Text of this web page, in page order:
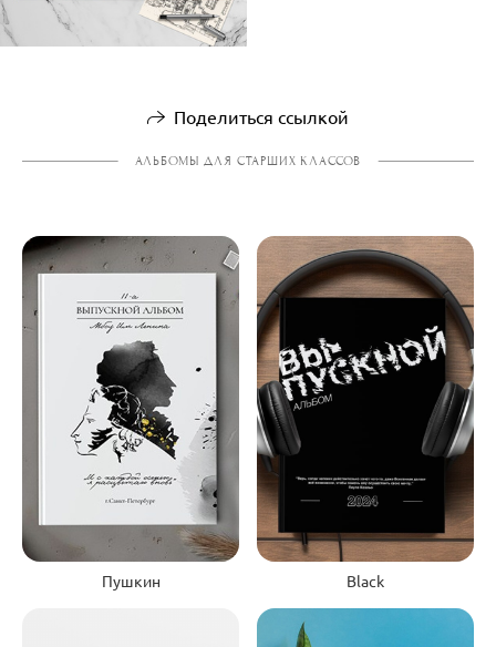
Поделиться ссылкой
АЛЬБОМЫ ДЛЯ СТАРШИХ КЛАССОВ
Пушкин Black